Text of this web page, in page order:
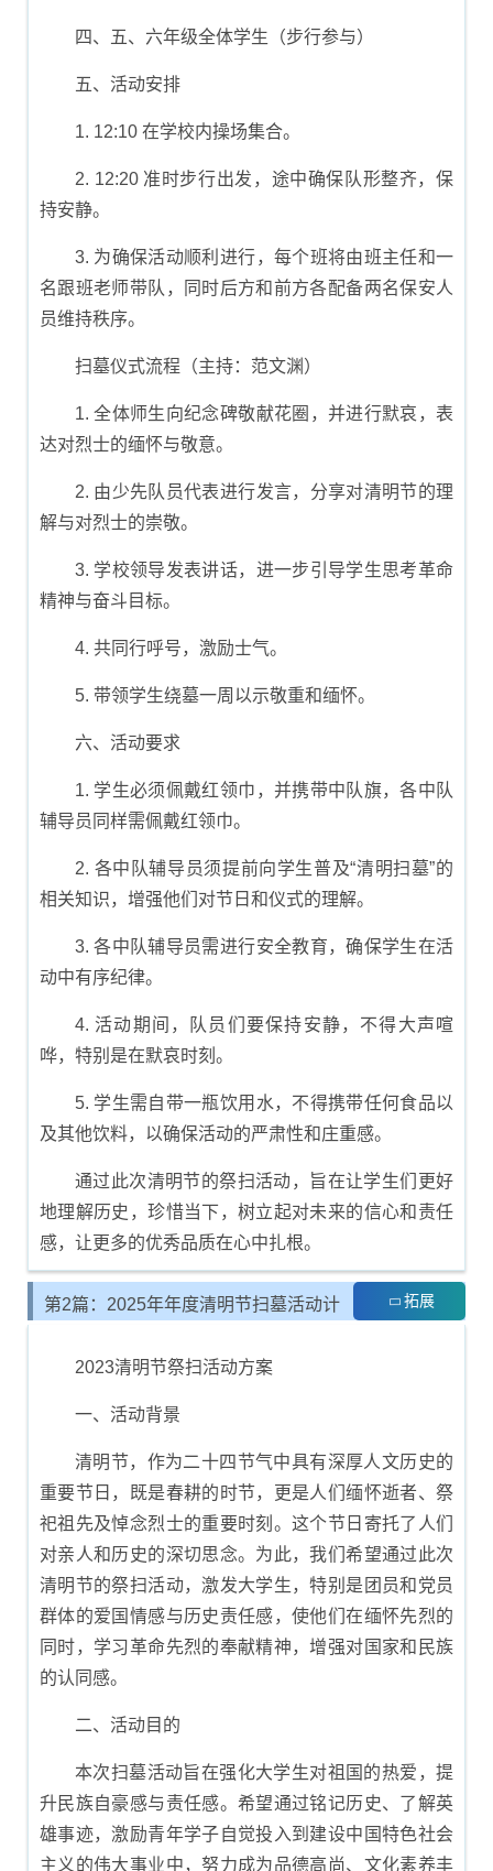
四、五、六年级全体学生（步行参与）
五、活动安排
1. 12:10 在学校内操场集合。
2. 12:20 准时步行出发，途中确保队形整齐，保
持安静。
3. 为确保活动顺利进行，每个班将由班主任和一
名跟班老师带队，同时后方和前方各配备两名保安人
员维持秩序。
扫墓仪式流程（主持：范文渊）
1. 全体师生向纪念碑敬献花圈，并进行默哀，表
达对烈士的缅怀与敬意。
2. 由少先队员代表进行发言，分享对清明节的理
解与对烈士的崇敬。
3. 学校领导发表讲话，进一步引导学生思考革命
精神与奋斗目标。
4. 共同行呼号，激励士气。
5. 带领学生绕墓一周以示敬重和缅怀。
六、活动要求
1. 学生必须佩戴红领巾，并携带中队旗，各中队
辅导员同样需佩戴红领巾。
2. 各中队辅导员须提前向学生普及“清明扫墓”的
相关知识，增强他们对节日和仪式的理解。
3. 各中队辅导员需进行安全教育，确保学生在活
动中有序纪律。
4. 活动期间，队员们要保持安静，不得大声喧
哗，特别是在默哀时刻。
5. 学生需自带一瓶饮用水，不得携带任何食品以
及其他饮料，以确保活动的严肃性和庄重感。
通过此次清明节的祭扫活动，旨在让学生们更好
地理解历史，珍惜当下，树立起对未来的信心和责任
感，让更多的优秀品质在心中扎根。
第2篇：2025年年度清明节扫墓活动计 拓展
2023清明节祭扫活动方案
一、活动背景
清明节，作为二十四节气中具有深厚人文历史的
重要节日，既是春耕的时节，更是人们缅怀逝者、祭
祀祖先及悼念烈士的重要时刻。这个节日寄托了人们
对亲人和历史的深切思念。为此，我们希望通过此次
清明节的祭扫活动，激发大学生，特别是团员和党员
群体的爱国情感与历史责任感，使他们在缅怀先烈的
同时，学习革命先烈的奉献精神，增强对国家和民族
的认同感。
二、活动目的
本次扫墓活动旨在强化大学生对祖国的热爱，提
升民族自豪感与责任感。希望通过铭记历史、了解英
雄事迹，激励青年学子自觉投入到建设中国特色社会
主义的伟大事业中，努力成为品德高尚、文化素养丰